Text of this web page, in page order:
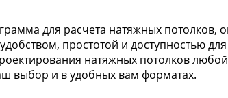
для расчета натяжных потолков,
простотой и доступностью
натяжных потолков
выбор и в удобных вам форматах.